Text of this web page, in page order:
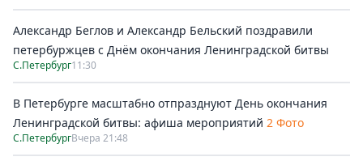
Александр Беглов и Александр Бельский поздравили
петербуржцев с Днём окончания Ленинградской битвы
С.Петербург11:30
В Петербурге масштабно отпразднуют День окончания
Ленинградской битвы: афиша мероприятий 2 Фото
С.ПетербургВчера 21:48